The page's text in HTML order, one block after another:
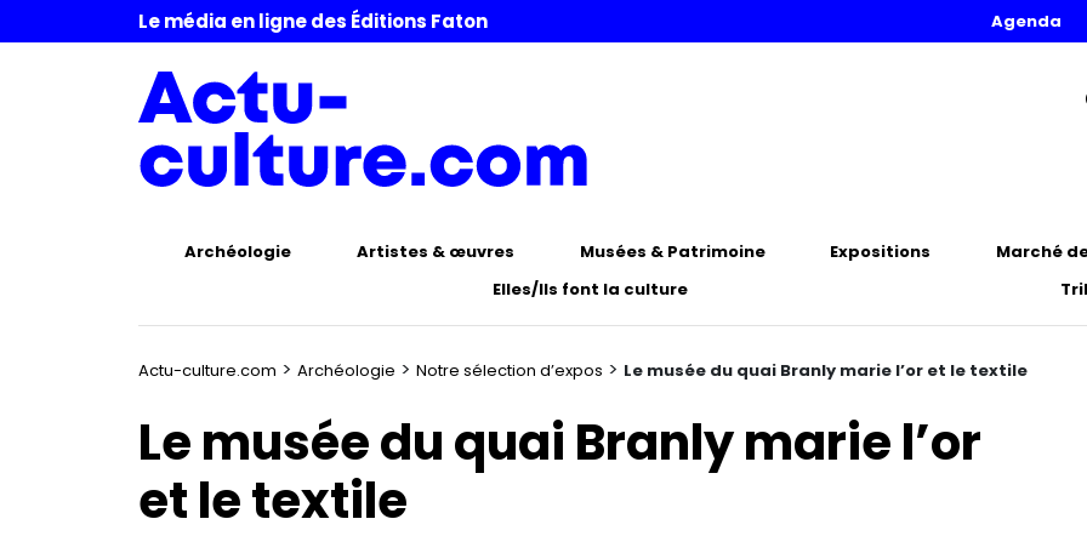
Le média en ligne des Éditions Faton Agenda
Archéologie Artistes & œuvres Musées & Patrimoine Expositions
Marché
Elles/Ils font la culture
Actu-culture.com > Archéologie > Notre sélection d’expos > Le musée du quai Branly marie l’or et le textile
Le musée du quai Branly marie l’or
et le textile